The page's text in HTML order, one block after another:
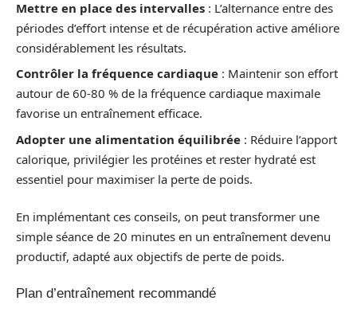
Mettre en place des intervalles : L’alternance entre des
périodes d’effort intense et de récupération active améliore
considérablement les résultats.
Contrôler la fréquence cardiaque : Maintenir son effort
autour de 60-80 % de la fréquence cardiaque maximale
favorise un entraînement efficace.
Adopter une alimentation équilibrée : Réduire l’apport
calorique, privilégier les protéines et rester hydraté est
essentiel pour maximiser la perte de poids.
En implémentant ces conseils, on peut transformer une
simple séance de 20 minutes en un entraînement devenu
productif, adapté aux objectifs de perte de poids.
Plan d’entraînement recommandé